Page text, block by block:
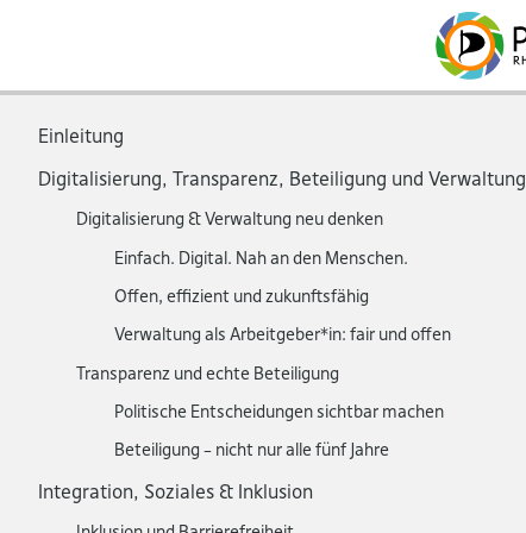
Einleitung
Digitalisierung, Transparenz, Beteiligung und Verwaltung
Digitalisierung & Verwaltung neu denken
Einfach. Digital. Nah an den Menschen.
Offen, effizient und zukunftsfähig
Verwaltung als Arbeitgeber*in: fair und offen
Transparenz und echte Beteiligung
Politische Entscheidungen sichtbar machen
Beteiligung – nicht nur alle fünf Jahre
Integration, Soziales & Inklusion